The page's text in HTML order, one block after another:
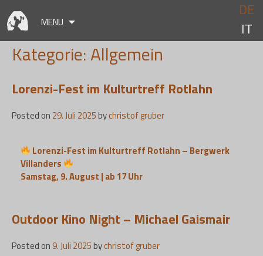
to
content
MENU
DE
IT
Kategorie:Allgemein
Lorenzi-Fest im Kulturtreff Rotlahn
Posted on 29. Juli 2025bychristof gruber
Lorenzi-Fest im Kulturtreff Rotlahn – Bergwerk
Villanders
Samstag, 9. August | ab 17 Uhr
Outdoor Kino Night – Michael Gaismair
Posted on 9. Juli 2025bychristof gruber